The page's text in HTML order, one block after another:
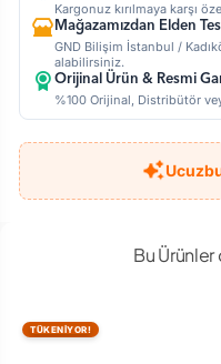
Kargonuz kırılmaya karşı
Mağazamızdan Elden
GND Bilişim İstanbul /
alabilirsiniz.
Orijinal Ürün & Resmi
%100 Orijinal, Distribütör
Bu
TÜKENİYOR!